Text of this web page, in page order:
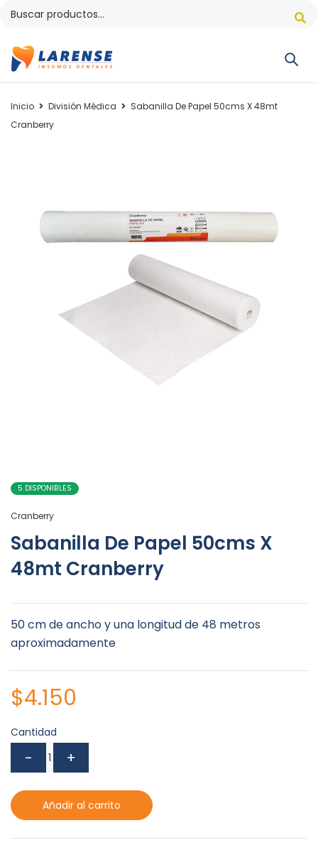
Inicio División Médica
Sabanilla De Papel 50cms X 48mt
Cranberry
5 DISPONIBLES
Cranberry
Sabanilla De Papel 50cms X
48mt Cranberry
50 cm de ancho y una longitud de 48 metros
aproximadamente
$4.150
Cantidad
Añadir al carrito